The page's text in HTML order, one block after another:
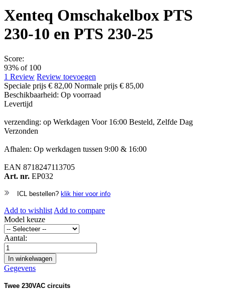
Xenteq Omschakelbox PTS
230-10 en PTS 230-25
Score:
93% of 100
1 Review Review toevoegen
Speciale prijs € 82,00 Normale prijs € 85,00
Beschikbaarheid: Op voorraad
Levertijd
verzending: op Werkdagen Voor 16:00 Besteld, Zelfde Dag
Verzonden
Afhalen: Op werkdagen tussen 9:00 & 16:00
EAN 8718247113705
Art. nr. EP032
ICL bestellen? klik hier voor info
Add to wishlist Add to compare
Model keuze
Aantal:
In winkelwagen
Gegevens
Twee 230VAC circuits